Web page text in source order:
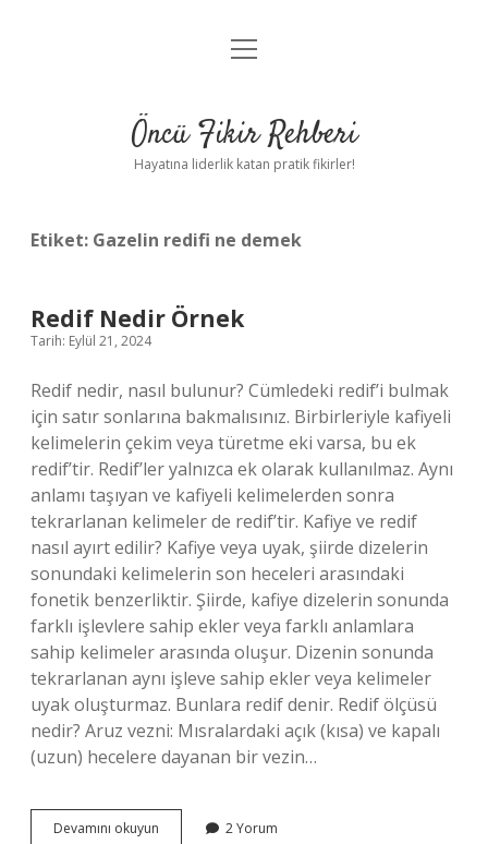
Anasayfa
Yasal Uyarı
menüyü
Öncü Fikir Rehberi
Hayatına liderlik katan pratik fikirler!
Etiket: Gazelin redifi ne demek
Redif Nedir Örnek
Tarih: Eylül 21, 2024
Redif nedir, nasıl bulunur? Cümledeki redif’i bulmak
için satır sonlarına bakmalısınız. Birbirleriyle kafiyeli
kelimelerin çekim veya türetme eki varsa, bu ek
redif’tir. Redif’ler yalnızca ek olarak kullanılmaz. Aynı
anlamı taşıyan ve kafiyeli kelimelerden sonra
tekrarlanan kelimeler de redif’tir. Kafiye ve redif
nasıl ayırt edilir? Kafiye veya uyak, şiirde dizelerin
sonundaki kelimelerin son heceleri arasındaki
fonetik benzerliktir. Şiirde, kafiye dizelerin sonunda
farklı işlevlere sahip ekler veya farklı anlamlara
sahip kelimeler arasında oluşur. Dizenin sonunda
tekrarlanan aynı işleve sahip ekler veya kelimeler
uyak oluşturmaz. Bunlara redif denir. Redif ölçüsü
nedir? Aruz vezni: Mısralardaki açık (kısa) ve kapalı
(uzun) hecelere dayanan bir vezin…
Devamını okuyun 2 Yorum